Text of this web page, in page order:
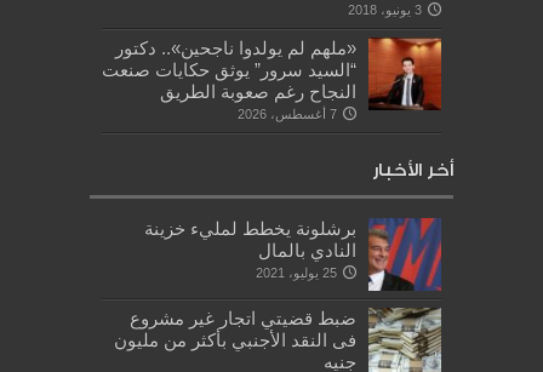
3 يونيو، 2018
«ملهم لم يولدوا ناجحين».. دكتور
“السيد سرور” يوثق حكايات صنعت
النجاح رغم صعوبة الطريق
7 أغسطس، 2026
أخر الأخبار
برشلونة يخطط لمليء خزينة
النادي بالمال
25 يوليو، 2021
ضبط قضيتي اتجار غير مشروع
فى النقد الأجنبي بأكثر من مليون
جنيه